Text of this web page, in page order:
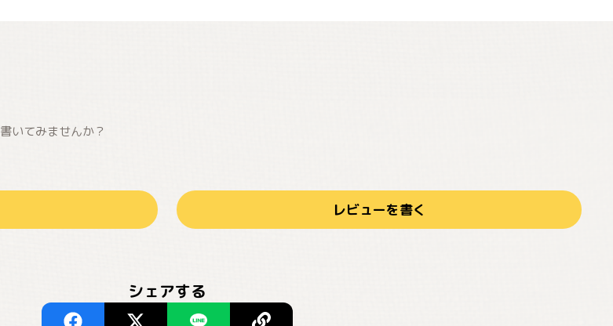
いてみませんか？
レビューを書く
シェアする